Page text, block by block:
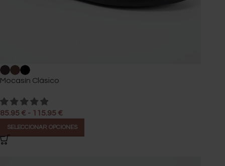
Mocasín Clásico
85.95 € - 115.95 €
SELECCIONAR OPCIONES